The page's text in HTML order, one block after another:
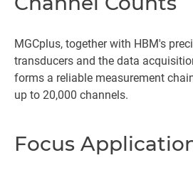
MGCplus, together with HBM's
transducers and the data
forms a reliable measurement
up to 20,000 channels.
Focus